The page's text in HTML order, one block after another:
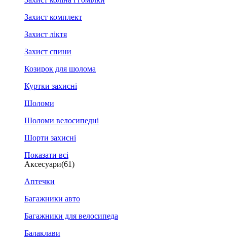
Захист комплект
Захист ліктя
Захист спини
Козирок для шолома
Куртки захисні
Шоломи
Шоломи велосипедні
Шорти захисні
Показати всі
Аксесуари(61)
Аптечки
Багажники авто
Багажники для велосипеда
Балаклави